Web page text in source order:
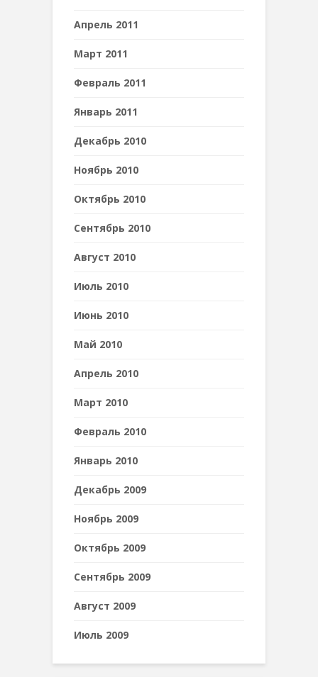
Апрель 2011
Март 2011
Февраль 2011
Январь 2011
Декабрь 2010
Ноябрь 2010
Октябрь 2010
Сентябрь 2010
Август 2010
Июль 2010
Июнь 2010
Май 2010
Апрель 2010
Март 2010
Февраль 2010
Январь 2010
Декабрь 2009
Ноябрь 2009
Октябрь 2009
Сентябрь 2009
Август 2009
Июль 2009